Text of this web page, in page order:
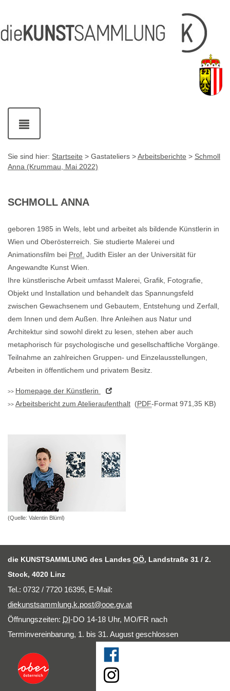
[1]
[2]
Links
[3]
mit
Kontaktdaten
Navigation
ein-
und
Sie sind hier: Startseite > Gastateliers >Arbeitsberichte > Schmoll
Anna (Krummau, Mai 2022)
SCHMOLL ANNA
geboren 1985 in Wels, lebt und arbeitet als bildende Künstlerin in
Wien und Oberösterreich. Sie studierte Malerei und
Animationsfilm bei Prof. Judith Eisler an der Universität für
Angewandte Kunst Wien.
Ihre künstlerische Arbeit umfasst Malerei, Grafik, Fotografie,
Objekt und Installation und behandelt das Spannungsfeld
zwischen Gewachsenem und Gebautem, Entstehung und Zerfall,
dem Innen und dem Außen. Ihre Anleihen aus Natur und
Architektur sind sowohl direkt zu lesen, stehen aber auch
metaphorisch für psychologische und gesellschaftliche Vorgänge.
Teilnahme an zahlreichen Gruppen- und Einzelausstellungen,
Arbeiten in öffentlichem und privatem Besitz.
Homepage der Künstlerin
Arbeitsbericht zum Atelieraufenthalt (PDF-Format 971,35 KB)
(Quelle: Valentin Blüml)
die KUNSTSAMMLUNG des Landes OÖ, Landstraße 31 / 2.
Stock, 4020 Linz
Tel.: 0732 / 7720 16395, E-Mail:
diekunstsammlung.k.post@ooe.gv.at
Öffnungszeiten: DI-DO 14-18 Uhr, MO/FR nach
Terminvereinbarung, 1. bis 31. August geschlossen